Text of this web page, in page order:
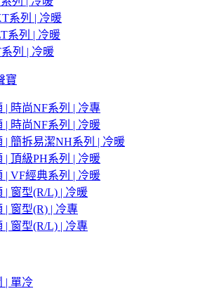
系列 | 冷暖
系列 | 冷暖
列 | 冷暖
寶
| 時尚NF系列 | 冷專
| 時尚NF系列 | 冷暖
| 簡拆易潔NH系列 | 冷暖
| 頂級PH系列 | 冷暖
| VF經典系列 | 冷暖
| 窗型(R/L) | 冷暖
| 窗型(R) | 冷專
| 窗型(R/L) | 冷專
| 單冷